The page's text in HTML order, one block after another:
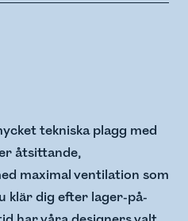
tekniska plagg med
åtsittande,
maximal ventilation som
klär dig efter lager-på-